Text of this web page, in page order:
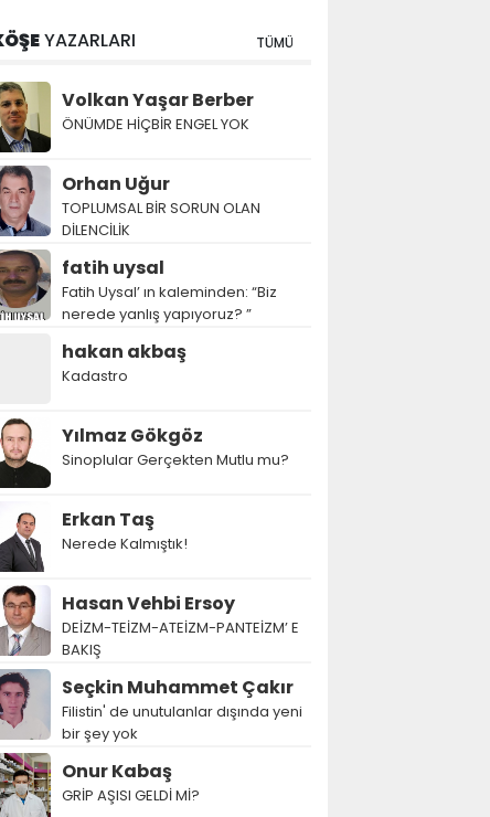
YAZARLARI TÜMÜ
Volkan Yaşar Berber
ÖNÜMDE HİÇBİR ENGEL YOK
Orhan Uğur
TOPLUMSAL BİR SORUN OLAN
DİLENCİLİK
fatih uysal
Fatih Uysal’ ın kaleminden: “Biz
nerede yanlış yapıyoruz? ”
hakan akbaş
Kadastro
Yılmaz Gökgöz
Sinoplular Gerçekten Mutlu mu?
Erkan Taş
Nerede Kalmıştık!
Hasan Vehbi Ersoy
DEİZM-TEİZM-ATEİZM-PANTEİZM’ E
BAKIŞ
Seçkin Muhammet Çakır
Filistin' de unutulanlar dışında yeni
bir şey yok
Onur Kabaş
GRİP AŞISI GELDİ Mİ?